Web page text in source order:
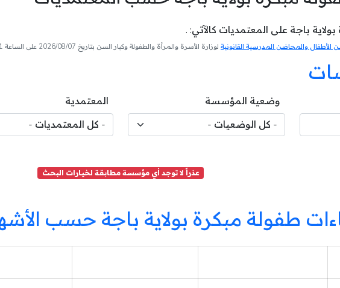
باجة على المعتمديات كالآتي: .
والمحاضن المدرسية القانونية لوزارة الأسرة والمرأة والطفولة وكبار السن بتاريخ 2026/08/07 على الساعة 16:31
وضعية المؤسسة
المعتمدية
عذراً لا توجد أي مؤسسة مطابقة لخيارات البحث
طفولة مبكرة بولاية باجة حسب